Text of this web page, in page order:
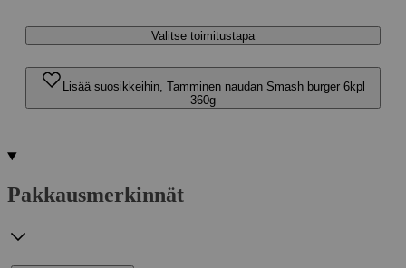
Valitse toimitustapa
Lisää suosikkeihin, Tamminen naudan Smash burger 6kpl
360g
Pakkausmerkinnät